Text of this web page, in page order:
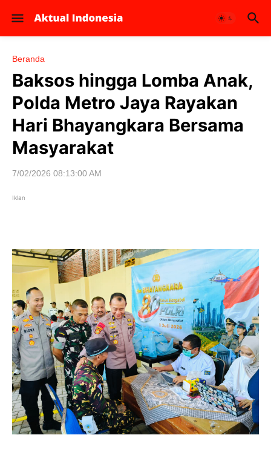
Beranda
Baksos hingga Lomba Anak,
Polda Metro Jaya Rayakan
Hari Bhayangkara Bersama
Masyarakat
7/02/2026 08:13:00 AM
Iklan